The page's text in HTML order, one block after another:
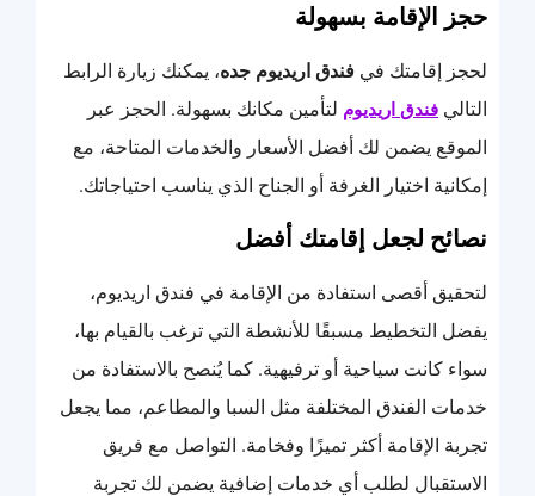
حجز الإقامة بسهولة
لحجز إقامتك في فندق اريديوم جده، يمكنك زيارة الرابط
التالي فندق اريديوم لتأمين مكانك بسهولة. الحجز عبر
الموقع يضمن لك أفضل الأسعار والخدمات المتاحة، مع
إمكانية اختيار الغرفة أو الجناح الذي يناسب احتياجاتك.
نصائح لجعل إقامتك أفضل
لتحقيق أقصى استفادة من الإقامة في فندق اريديوم،
يفضل التخطيط مسبقًا للأنشطة التي ترغب بالقيام بها،
سواء كانت سياحية أو ترفيهية. كما يُنصح بالاستفادة من
خدمات الفندق المختلفة مثل السبا والمطاعم، مما يجعل
تجربة الإقامة أكثر تميزًا وفخامة. التواصل مع فريق
الاستقبال لطلب أي خدمات إضافية يضمن لك تجربة